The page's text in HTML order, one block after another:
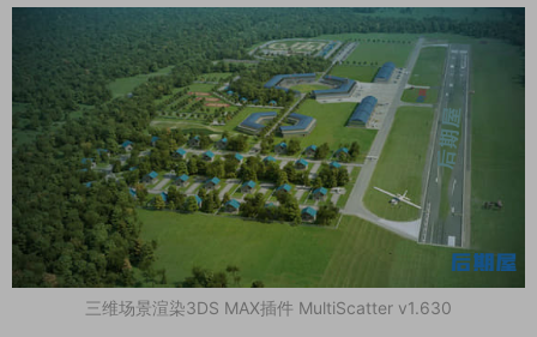
三维场景渲染3DS MAX插件 MultiScatter v1.630